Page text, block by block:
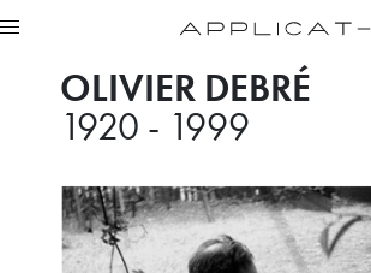
OLIVIER DEBRÉ
1920 - 1999